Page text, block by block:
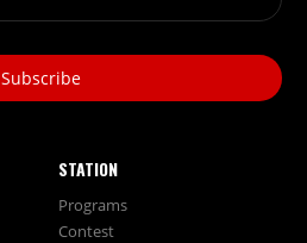
Subscribe
STATION
Programs
Contest